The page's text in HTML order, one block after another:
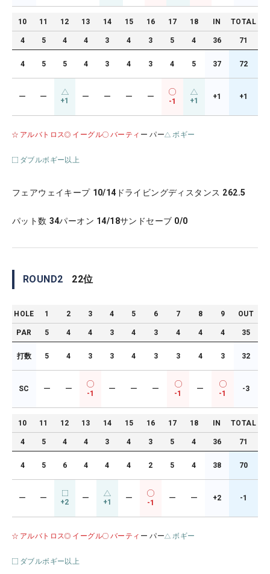
10 11 12 13 14 15 16 17 18 IN TOTAL
4 5 4 4 3 4 3 5 4 36 71
4 5 5 4 3 4 3 4 5 37 72
ー ー +1 ー ー ー ー
-1 +1 +1 +1
アルバトロス イーグル バーティ ー パー ボギー
ダブルボギー以上
フェアウェイキープ 10/14 ドライビングディスタンス 262.5
パット数 34パーオン 14/18サンドセーブ 0/0
ROUND2 22位
HOLE 1 2 3 4 5 6 7 8 9 OUT
PAR 5 4 4 3 4 3 4 4 4 35
打数 5 4 3 3 4 3 3 4 3 32
SC ー ー
-1
ー ー ー
-1
ー
-1
-3
10 11 12 13 14 15 16 17 18 IN TOTAL
4 5 4 4 3 4 3 5 4 36 71
4 5 6 4 4 4 2 5 4 38 70
ー ー +2 ー +1 ー
-1
ー ー +2 -1
アルバトロス イーグル バーティ ー パー ボギー
ダブルボギー以上